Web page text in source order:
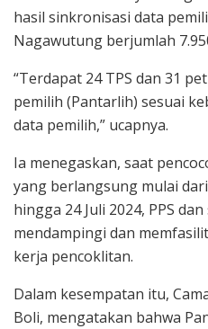
hasil sinkronisasi data
Nagawutung berjumlah
“Terdapat 24 TPS dan 31
pemilih (Pantarlih) sesuai
data pemilih,” ucapnya.
Ia menegaskan, saat
yang berlangsung mulai
hingga 24 Juli 2024, PPS
mendampingi dan
kerja pencoklitan.
Dalam kesempatan itu,
Boli, mengatakan bahwa